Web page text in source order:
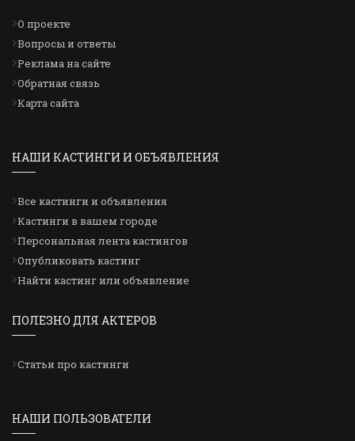
О проекте
Вопросы и ответы
Реклама на сайте
Обратная связь
Карта сайта
НАШИ КАСТИНГИ И ОБЪЯВЛЕНИЯ
Все кастинги и объявления
Кастинги в вашем городе
Персональная лента кастингов
Опубликовать кастинг
Найти кастинг или объявление
ПОЛЕЗНО ДЛЯ АКТЕРОВ
Статьи про кастинги
НАШИ ПОЛЬЗОВАТЕЛИ